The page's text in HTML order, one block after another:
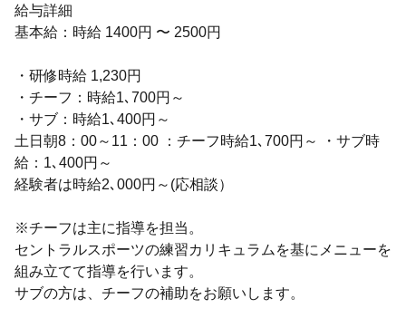
給与詳細
基本給：時給 1400円 〜 2500円
・研修時給 1,230円
・チーフ：時給1､700円～
・サブ：時給1､400円～
土日朝8：00～11：00 ：チーフ時給1､700円～ ・サブ時
給：1､400円～
経験者は時給2､000円～(応相談）
※チーフは主に指導を担当。
セントラルスポーツの練習カリキュラムを基にメニューを
組み立てて指導を行います。
サブの方は、チーフの補助をお願いします。